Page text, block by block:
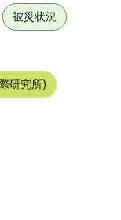
被災状況
研究所)